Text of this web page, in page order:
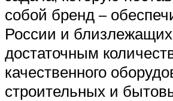
собой бренд –
России и
достаточным
качественного
строительных и